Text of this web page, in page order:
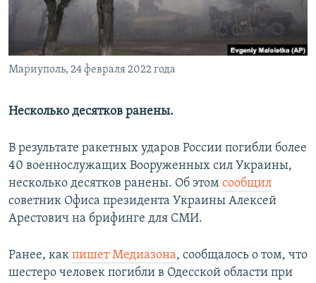
Հայերեն
English
Русский
Мариуполь, 24 февраля 2022 года
Несколько десятков ранены.
В результате ракетных ударов России погибли более
40 военнослужащих Вооруженных сил Украины,
несколько десятков ранены. Об этом сообщил
советник Офиса президента Украины Алексей
Арестович на брифинге для СМИ.
Ранее, как пишет Медиазона, сообщалось о том, что
шестеро человек погибли в Одесской области при